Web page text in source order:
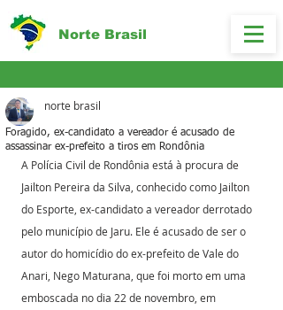
Norte Brasil
Foragido, ex-candidato a vereador é acusado de
assassinar ex-prefeito a tiros em Rondônia
norte brasil
A Polícia Civil de Rondônia está à procura de
Jailton Pereira da Silva, conhecido como Jailton
do Esporte, ex-candidato a vereador derrotado
pelo município de Jaru. Ele é acusado de ser o
autor do homicídio do ex-prefeito de Vale do
Anari, Nego Maturana, que foi morto em uma
emboscada no dia 22 de novembro, em